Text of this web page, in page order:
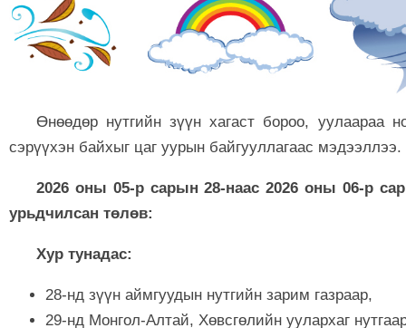
Өнөөдөр нутгийн зүүн хагаст бороо, уулаараа
сэрүүхэн байхыг цаг уурын байгууллагаас мэдээллээ.
2026 оны 05-р сарын 28-наас 2026 оны 06-р
урьдчилсан төлөв:
Хур тунадас:
28-нд зүүн аймгуудын нутгийн зарим газраар,
29-нд Монгол-Алтай, Хөвсгөлийн уулархаг